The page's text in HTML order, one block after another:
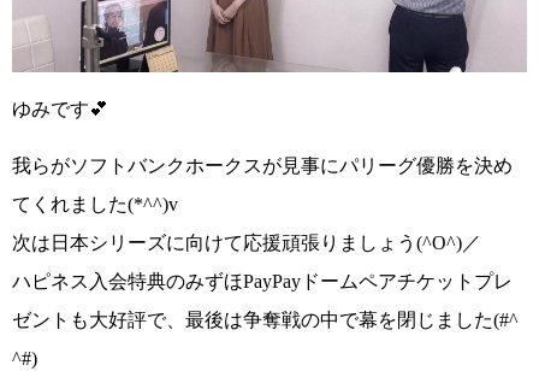
ゆみです💕
我らがソフトバンクホークスが見事にパリーグ優勝を決め
てくれました(*^^)v
次は日本シリーズに向けて応援頑張りましょう (^O^)／
ハピネス入会特典のみずほPayPayドームペアチケットプレ
ゼント も大好評で、最後は争奪戦の中で幕を閉じました(#^
^#)